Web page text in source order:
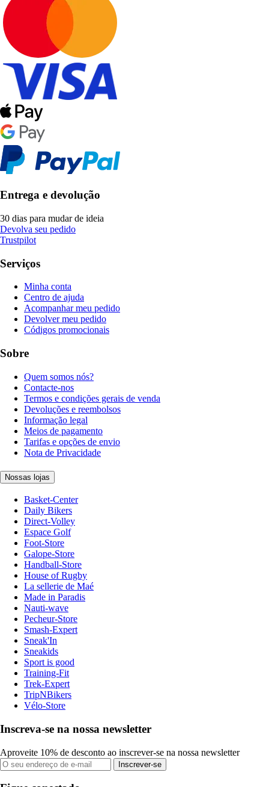
Entrega e devolução
30 dias para mudar de ideia
Devolva seu pedido
Trustpilot
Serviços
Minha conta
Centro de ajuda
Acompanhar meu pedido
Devolver meu pedido
Códigos promocionais
Sobre
Quem somos nós?
Contacte-nos
Termos e condições gerais de venda
Devoluções e reembolsos
Informação legal
Meios de pagamento
Tarifas e opções de envio
Nota de Privacidade
Nossas lojas
Basket-Center
Daily Bikers
Direct-Volley
Espace Golf
Foot-Store
Galope-Store
Handball-Store
House of Rugby
La sellerie de Maé
Made in Paradis
Nauti-wave
Pecheur-Store
Smash-Expert
Sneak'In
Sneakids
Sport is good
Training-Fit
Trek-Expert
TripNBikers
Vélo-Store
Inscreva-se na nossa newsletter
Aproveite 10% de desconto ao inscrever-se na nossa newsletter
Inscrever-se